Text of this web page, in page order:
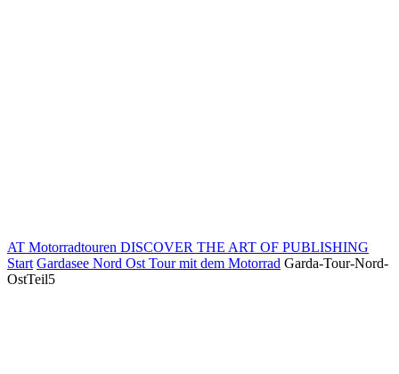
AT Motorradtouren DISCOVER THE ART OF PUBLISHING
Start Gardasee Nord Ost Tour mit dem Motorrad Garda-Tour-Nord-
OstTeil5